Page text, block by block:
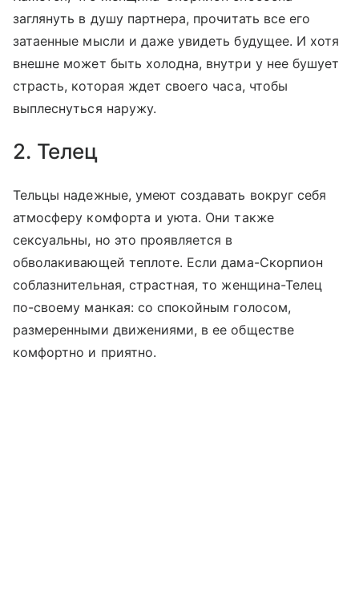
заглянуть в душу партнера, прочитать все его
затаенные мысли и даже увидеть будущее. И хотя
внешне может быть холодна, внутри у нее бушует
страсть, которая ждет своего часа, чтобы
выплеснуться наружу.
2. Телец
Тельцы надежные, умеют создавать вокруг себя
атмосферу комфорта и уюта. Они также
сексуальны, но это проявляется в
обволакивающей теплоте. Если дама-Скорпион
соблазнительная, страстная, то женщина-Телец
по-своему манкая: со спокойным голосом,
размеренными движениями, в ее обществе
комфортно и приятно.